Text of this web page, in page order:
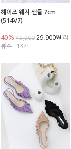
헤이즈 웨지 샌들 7cm
(514V7)
40% 49,90029,900원 리
뷰수 : 13개